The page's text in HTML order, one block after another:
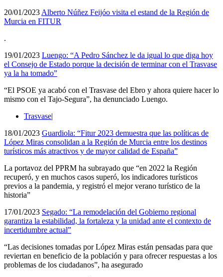
20/01/2023 Alberto Núñez Feijóo visita el estand de la Región de
Murcia en FITUR
.
19/01/2023 Luengo: “A Pedro Sánchez le da igual lo que diga hoy
el Consejo de Estado porque la decisión de terminar con el Trasvase
ya la ha tomado”
“El PSOE ya acabó con el Trasvase del Ebro y ahora quiere hacer lo
mismo con el Tajo-Segura”, ha denunciado Luengo.
Trasvase|
18/01/2023 Guardiola: “Fitur 2023 demuestra que las políticas de
López Miras consolidan a la Región de Murcia entre los destinos
turísticos más atractivos y de mayor calidad de España”
La portavoz del PPRM ha subrayado que “en 2022 la Región
recuperó, y en muchos casos superó, los indicadores turísticos
previos a la pandemia, y registró el mejor verano turístico de la
historia”
17/01/2023 Segado: “La remodelación del Gobierno regional
garantiza la estabilidad, la fortaleza y la unidad ante el contexto de
incertidumbre actual”
“Las decisiones tomadas por López Miras están pensadas para que
reviertan en beneficio de la población y para ofrecer respuestas a los
problemas de los ciudadanos”, ha asegurado